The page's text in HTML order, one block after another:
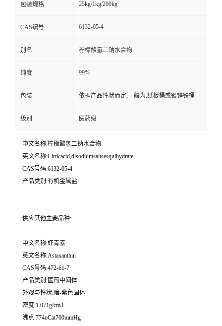
包装规格 25kg/1kg/200kg
CAS编号 6132-05-4
别名 柠檬酸氢二钠水合物
纯度 99%
包装 依据产品性状而定,一般为:纸板桶或镀锌铁桶
级别 医药级
中文名称:柠檬酸氢二钠水合物
英文名称:Citricacid,disodiumsaltsesquihydrate
CAS号码:6132-05-4
产品类别:有机金属盐
供应其他主要品种:
中文名称:虾青素
英文名称:Astaxanthin
CAS号码:472-61-7
产品类别:医药中间体
外观与性状:暗-紫色固体
密度:1.071g/cm3
沸点:774oCat760mmHg